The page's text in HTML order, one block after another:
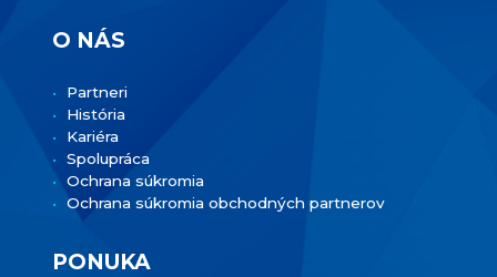
O NÁS
Partneri
História
Kariéra
Spolupráca
Ochrana súkromia
Ochrana súkromia obchodných partnerov
PONUKA